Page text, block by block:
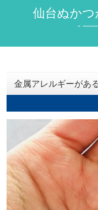
仙台ぬか
金属アレルギーがあ